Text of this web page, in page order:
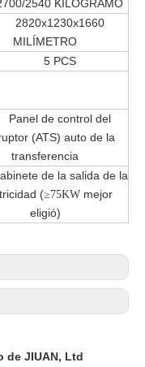
2540 KILOGRAMO
2820x1230x1660
MILÍMETRO
5 PCS
Panel de control del
(ATS) auto de la
transferencia
de la salida de la
(≥75KW mejor
eligió)
de JIUAN, Ltd